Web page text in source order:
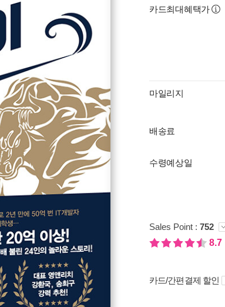
카드최대혜택가
마일리지
배송료
수령예상일
Sales Point : 752
8.7
카드/간편결제 할인